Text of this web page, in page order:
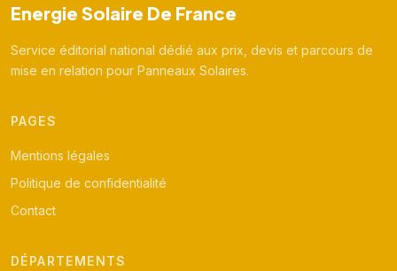
Energie Solaire De France
Service éditorial national dédié aux prix, devis et parcours de
mise en relation pour Panneaux Solaires.
PAGES
Mentions légales
Politique de confidentialité
Contact
DÉPARTEMENTS